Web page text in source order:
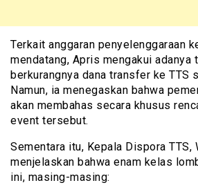
Terkait anggaran penyelenggaraan
mendatang, Apris mengakui adanya
berkurangnya dana transfer ke TTS
Namun, ia menegaskan bahwa
akan membahas secara khusus
event tersebut.
Sementara itu, Kepala Dispora TTS,
menjelaskan bahwa enam kelas
ini, masing-masing: